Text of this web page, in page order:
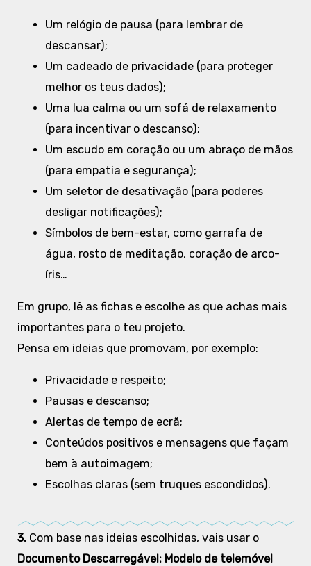
Um relógio de pausa (para lembrar de
descansar);
Um cadeado de privacidade (para proteger
melhor os teus dados);
Uma lua calma ou um sofá de relaxamento
(para incentivar o descanso);
Um escudo em coração ou um abraço de mãos
(para empatia e segurança);
Um seletor de desativação (para poderes
desligar notificações);
Símbolos de bem-estar, como garrafa de
água, rosto de meditação, coração de arco-
íris…
Em grupo, lê as fichas e escolhe as que achas mais
importantes para o teu projeto.
Pensa em ideias que promovam, por exemplo:
Privacidade e respeito;
Pausas e descanso;
Alertas de tempo de ecrã;
Conteúdos positivos e mensagens que façam
bem à autoimagem;
Escolhas claras (sem truques escondidos).
3. Com base nas ideias escolhidas, vais usar o
Documento Descarregável: Modelo de telemóvel